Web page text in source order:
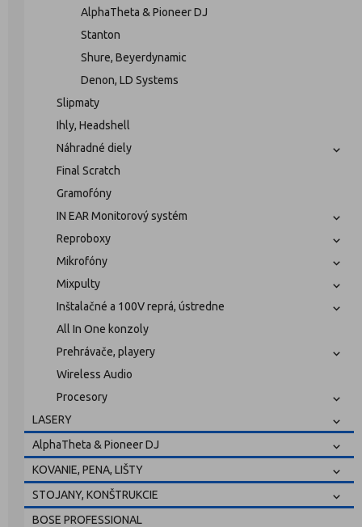
AlphaTheta & Pioneer DJ
Stanton
Shure, Beyerdynamic
Denon, LD Systems
Slipmaty
Ihly, Headshell
Náhradné diely
Final Scratch
Gramofóny
IN EAR Monitorový systém
Reproboxy
Mikrofóny
Mixpulty
Inštalačné a 100V reprá, ústredne
All In One konzoly
Prehrávače, playery
Wireless Audio
Procesory
LASERY
AlphaTheta & Pioneer DJ
KOVANIE, PENA, LIŠTY
STOJANY, KONŠTRUKCIE
BOSE PROFESSIONAL